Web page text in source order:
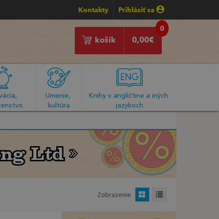
Kontakty Prihlásiť sa
0
0,00€
košík
Umenie,
kultúra
Knihy v angličtine a iných
jazykoch
Ltd
Ltd
Zobrazenie